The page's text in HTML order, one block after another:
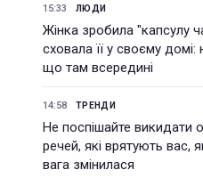
15:33 ЛЮДИ
Жінка зробила "капсулу
сховала її у своєму домі:
що там всередині
14:58 ТРЕНДИ
Не поспішайте викидати
речей, які врятують вас,
вага змінилася